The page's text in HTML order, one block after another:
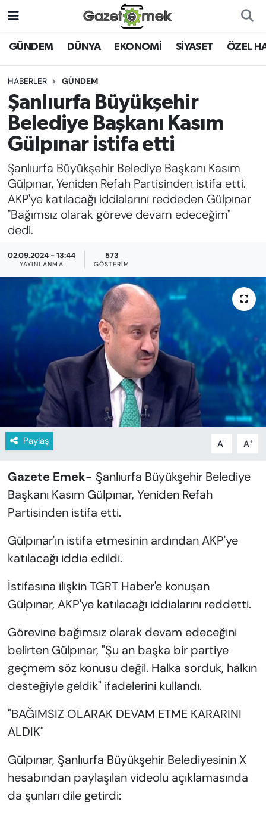
GÜNDEM DÜNYA EKONOMİ SİYASET ÖZEL
HABERLER GÜNDEM
Şanlıurfa Büyükşehir
Belediye Başkanı Kasım
Gülpınar istifa etti
Şanlıurfa Büyükşehir Belediye Başkanı Kasım
Gülpınar, Yeniden Refah Partisinden istifa etti.
AKP'ye katılacağı iddialarını reddeden Gülpınar
"Bağımsız olarak göreve devam edeceğim"
dedi.
02.09.2024 - 13:44
YAYINLANMA
573
GÖSTERIM
Paylaş A- A+
Gazete Emek- Şanlıurfa Büyükşehir Belediye
Başkanı Kasım Gülpınar, Yeniden Refah
Partisinden istifa etti.
Gülpınar'ın istifa etmesinin ardından AKP'ye
katılacağı iddia edildi.
İstifasına ilişkin TGRT Haber'e konuşan
Gülpınar, AKP'ye katılacağı iddialarını reddetti.
Görevine bağımsız olarak devam edeceğini
belirten Gülpınar, "Şu an başka bir partiye
geçmem söz konusu değil. Halka sorduk, halkın
desteğiyle geldik" ifadelerini kullandı.
"BAĞIMSIZ OLARAK DEVAM ETME KARARINI
ALDIK"
Gülpınar, Şanlıurfa Büyükşehir Belediyesinin X
hesabından paylaşılan videolu açıklamasında
da şunları dile getirdi:
DÜNYA
EKONOMİ
EMEK HABERLERİ
YENİ MEDYADA EMEK
GAZETECİLİĞİNİ GELİŞTİRMEK
FAYDALI BİLGİLER
GÜNDEM
SAĞLIK
SPOR
KÜLTÜR-SANAT
MAGAZİN
ÖZEL HABER
YAZAR KÖŞESİ
SİYASET
VAN VE DİYARBAKIR HABERLERİ
Nöbetçi Eczaneler
Hava Durumu
İstanbul Namaz Vakitleri
Trafik Durumu
Süper Lig Puan Durumu ve Fikstür
Tüm Manşetler
Haber Arşivi